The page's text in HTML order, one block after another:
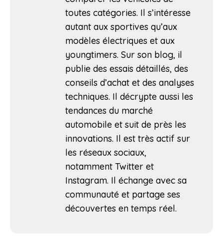
toutes catégories. Il s’intéresse
autant aux sportives qu’aux
modèles électriques et aux
youngtimers. Sur son blog, il
publie des essais détaillés, des
conseils d’achat et des analyses
techniques. Il décrypte aussi les
tendances du marché
automobile et suit de près les
innovations. Il est très actif sur
les réseaux sociaux,
notamment Twitter et
Instagram. Il échange avec sa
communauté et partage ses
découvertes en temps réel.